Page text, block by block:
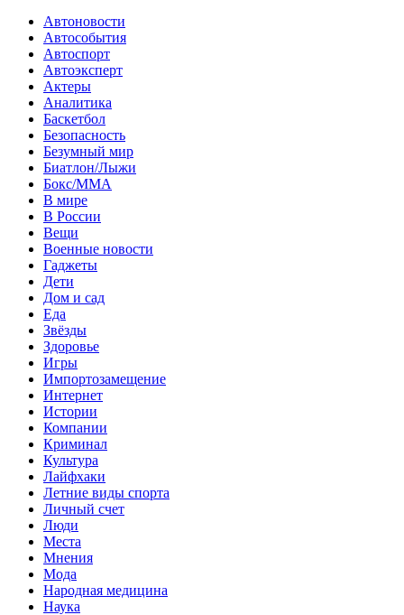
Автоновости
Автособытия
Автоспорт
Автоэксперт
Актеры
Аналитика
Баскетбол
Безопасность
Безумный мир
Биатлон/Лыжи
Бокс/MMA
В мире
В России
Вещи
Военные новости
Гаджеты
Дети
Дом и сад
Еда
Звёзды
Здоровье
Игры
Импортозамещение
Интернет
Истории
Компании
Криминал
Культура
Лайфхаки
Летние виды спорта
Личный счет
Люди
Места
Мнения
Мода
Народная медицина
Наука